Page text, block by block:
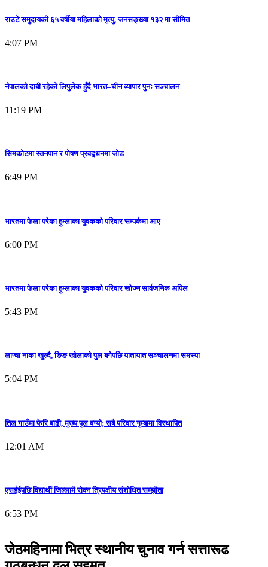
राउटे समुदायकी ६५ वर्षीया महिलाको मृत्यु, जनसङ्ख्या १३२ मा सीमित
4:07 PM
नेपालको दाबी रहेको लिपुलेक हुँदै भारत–चीन व्यापार पुनः सञ्चालन
11:19 PM
सिमकोटमा स्तनपान र पोषण प्रवद्र्धनमा जोड
6:49 PM
भारतमा फेला परेका हुम्लाका युवकको परिवार सम्पर्कमा आए
6:00 PM
भारतमा फेला परेका हुम्लाका युवकको परिवार खोज्न सार्वजनिक अपिल
5:43 PM
लाप्चा नाका खुल्दै, ङिङ खोलाको पुल बगेपछि यातायात सञ्चालनमा समस्या
5:04 PM
तिल गाउँमा फेरि बाढी, मुख्य पुल बग्यो; सबै परिवार गुम्बामा विस्थापित
12:01 AM
एसईईपछि विद्यार्थी जिल्लामै रोक्न त्रिपक्षीय संशोधित सम्झौता
6:53 PM
जेठमहिनामा भित्र स्थानीय चुनाव गर्न सत्तारूढ